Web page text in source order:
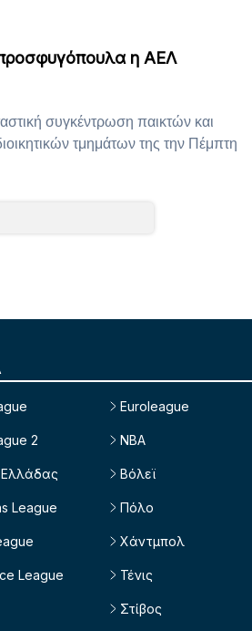
προσφυγόπουλα η ΑΕΛ
συγκέντρωση παικτών και
τμημάτων της την Πέμπτη
2
League
League
Euroleague
NBA
Βόλεϊ
Πόλο
Χάντμπολ
Τένις
Στίβος